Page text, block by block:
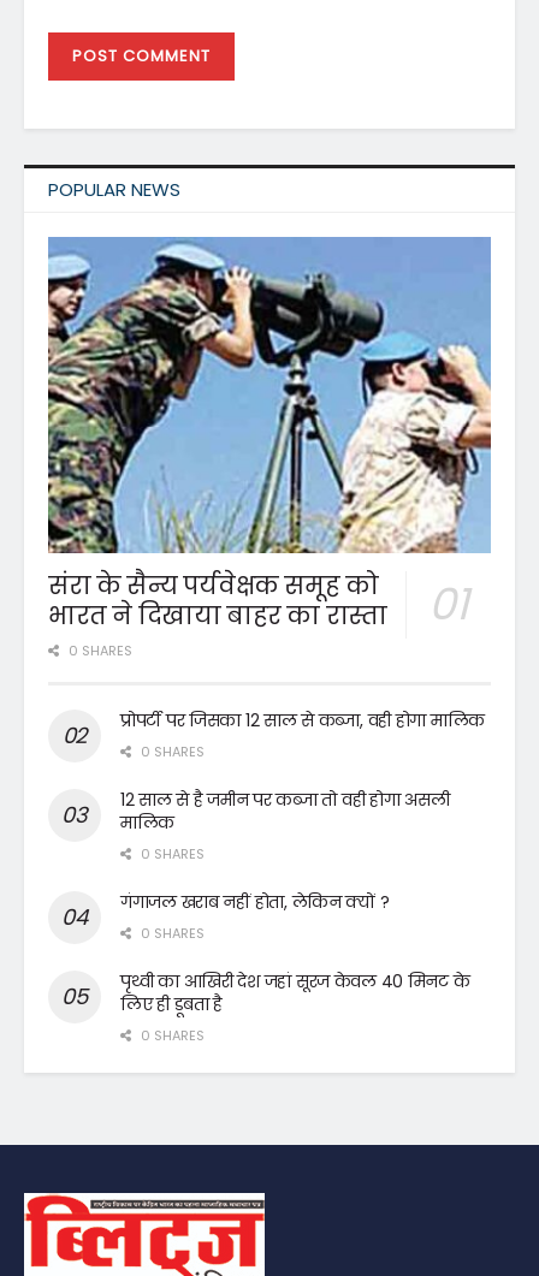
POPULAR NEWS
संरा के सैन्य पर्यवेक्षक समूह को
भारत ने दिखाया बाहर का रास्ता
0 SHARES
प्रोपर्टी पर जिसका 12 साल से कब्जा, वही होगा मालिक
0 SHARES
12 साल से है जमीन पर कब्जा तो वही होगा असली
मालिक
0 SHARES
गंगाजल खराब नहीं होता, लेकिन क्यों ?
0 SHARES
पृथ्वी का आखिरी देश जहां सूरज केवल 40 मिनट के
लिए ही डूबता है
0 SHARES